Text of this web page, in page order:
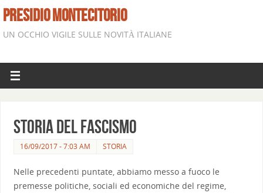
PRESIDIO MONTECITORIO
UN OCCHIO VIGILE SULLE NOVITÀ ITALIANE
Storia del fascismo
16/09/2017 - 7:03 AM STORIA
Nelle precedenti puntate, abbiamo messo a fuoco le
premesse politiche, sociali ed economiche del regime,